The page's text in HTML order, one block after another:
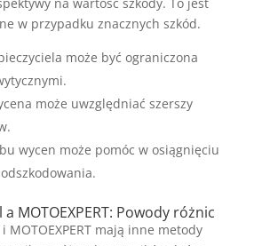
w przypadku znacznych szkód.
może być ograniczona
może uwzględniać szerszy
wycen może pomóc w osiągnięciu
MOTOEXPERT: Powody różnic
MOTOEXPERT mają inne metody